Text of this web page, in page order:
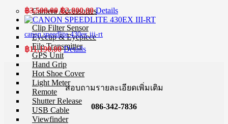
Camera Accessories
Clip Filter Sensor
Eyecup & Eyepiece
File Transmitter
GPS Unit
Hand Grip
Hot Shoe Cover
Light Meter
Remote
Shutter Release
USB Cable
Viewfinder
฿3,500.00Original
price
was:
฿3,500.00.
฿2,800.00Current
price
฿2,800.00.
Details
canon speedlite 430ex iii-rt
฿11,190.00 Details
สอบถามรายละเอียดเพิ่มเติม
086-342-7836